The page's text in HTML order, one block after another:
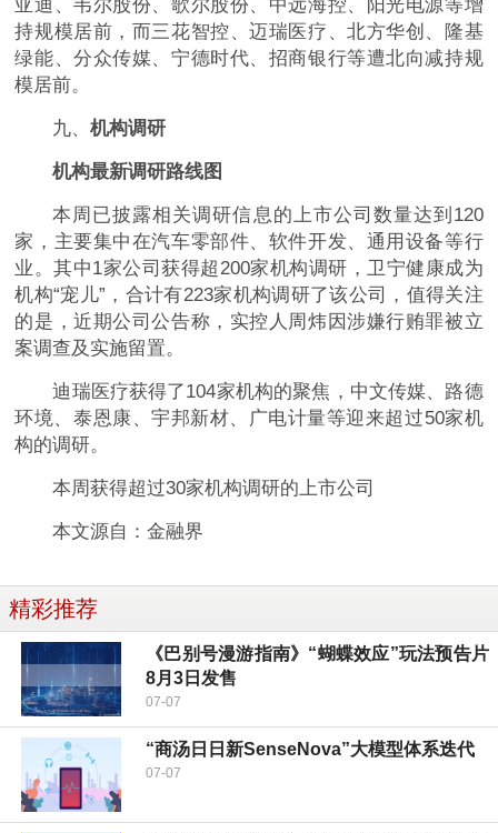
亚迪、韦尔股份、歌尔股份、中远海控、阳光电源等增
持规模居前，而三花智控、迈瑞医疗、北方华创、隆基
绿能、分众传媒、宁德时代、招商银行等遭北向减持规
模居前。
九、机构调研
机构最新调研路线图
本周已披露相关调研信息的上市公司数量达到120
家，主要集中在汽车零部件、软件开发、通用设备等行
业。其中1家公司获得超200家机构调研，卫宁健康成为
机构“宠儿”，合计有223家机构调研了该公司，值得关注
的是，近期公司公告称，实控人周炜因涉嫌行贿罪被立
案调查及实施留置。
迪瑞医疗获得了104家机构的聚焦，中文传媒、路德
环境、泰恩康、宇邦新材、广电计量等迎来超过50家机
构的调研。
本周获得超过30家机构调研的上市公司
本文源自：金融界
精彩推荐
《巴别号漫游指南》“蝴蝶效应”玩法预告片
8月3日发售
07-07
“商汤日日新SenseNova”大模型体系迭代
07-07